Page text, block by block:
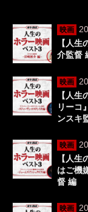
映画
【人
介監督
映画
【人
リーコ
ンスキ
映画
【人
はご機
督 編
映画